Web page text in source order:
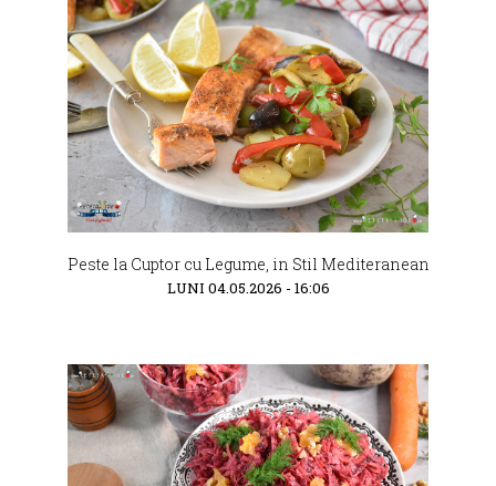
Peste la Cuptor cu Legume, in Stil Mediteranean
LUNI 04.05.2026 - 16:06